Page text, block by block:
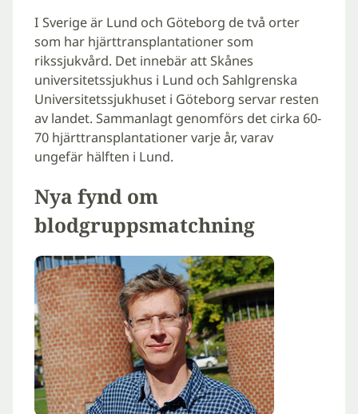
I Sverige är Lund och Göteborg de två orter
som har hjärttransplantationer som
rikssjukvård. Det innebär att Skånes
universitetssjukhus i Lund och Sahlgrenska
Universitetssjukhuset i Göteborg servar resten
av landet. Sammanlagt genomförs det cirka 60-
70 hjärttransplantationer varje år, varav
ungefär hälften i Lund.
Nya fynd om
blodgruppsmatchning